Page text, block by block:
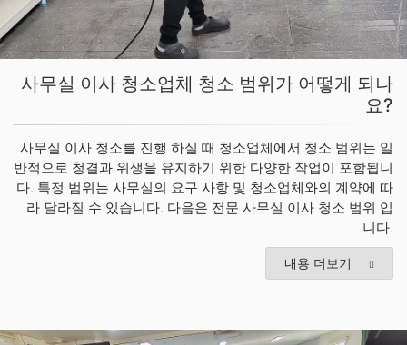
사무실 이사 청소업체 청소 범위가 어떻게 되나
요?
사무실 이사 청소를 진행 하실 때 청소업체에서 청소 범위는 일
반적으로 청결과 위생을 유지하기 위한 다양한 작업이 포함됩니
다. 특정 범위는 사무실의 요구 사항 및 청소업체와의 계약에 따
라 달라질 수 있습니다. 다음은 전문 사무실 이사 청소 범위 입
니다.
내용 더보기